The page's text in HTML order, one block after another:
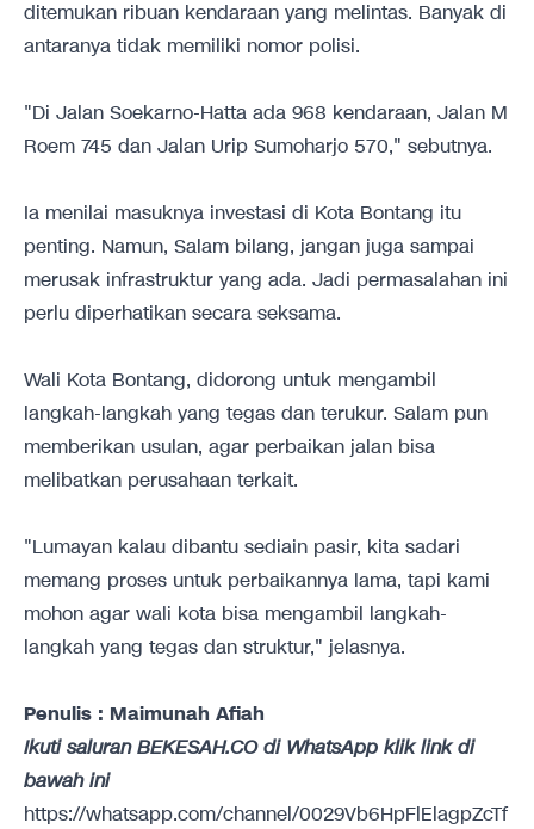
ditemukan ribuan kendaraan yang melintas. Banyak di
antaranya tidak memiliki nomor polisi.
"Di Jalan Soekarno-Hatta ada 968 kendaraan, Jalan M
Roem 745 dan Jalan Urip Sumoharjo 570," sebutnya.
Ia menilai masuknya investasi di Kota Bontang itu
penting. Namun, Salam bilang, jangan juga sampai
merusak infrastruktur yang ada. Jadi permasalahan ini
perlu diperhatikan secara seksama.
Wali Kota Bontang, didorong untuk mengambil
langkah-langkah yang tegas dan terukur. Salam pun
memberikan usulan, agar perbaikan jalan bisa
melibatkan perusahaan terkait.
"Lumayan kalau dibantu sediain pasir, kita sadari
memang proses untuk perbaikannya lama, tapi kami
mohon agar wali kota bisa mengambil langkah-
langkah yang tegas dan struktur," jelasnya.
Penulis : Maimunah Afiah
Ikuti saluran BEKESAH.CO di WhatsApp klik link di
bawah ini
https://whatsapp.com/channel/0029Vb6HpFlElagpZcTf